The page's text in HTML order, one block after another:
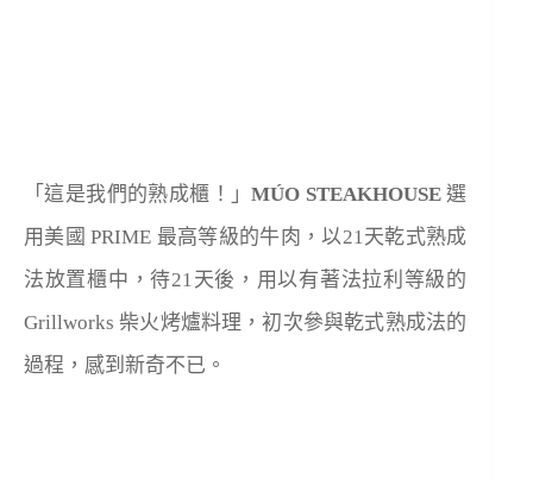
「這是我們的熟成櫃！」MÚO STEAKHOUSE選
用美國PRIME 最高等級的牛肉，以21天乾式熟成
法放置櫃中，待21天後，用以有著法拉利等級的
Grillworks 柴火烤爐料理，初次參與乾式熟成法的
過程，感到新奇不已。